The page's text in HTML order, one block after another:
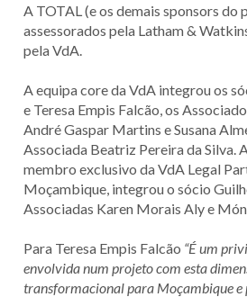
A TOTAL (e os demais sponsors
assessorados pela Latham &
pela VdA.
A equipa core da VdA integrou os
e Teresa Empis Falcão, os
André Gaspar Martins e Susana
Associada Beatriz Pereira da Silva.
membro exclusivo da VdA Legal
Moçambique, integrou o sócio
Associadas Karen Morais Aly e
Para Teresa Empis Falcão “É um
envolvida num projeto com esta
transformacional para Moçambique